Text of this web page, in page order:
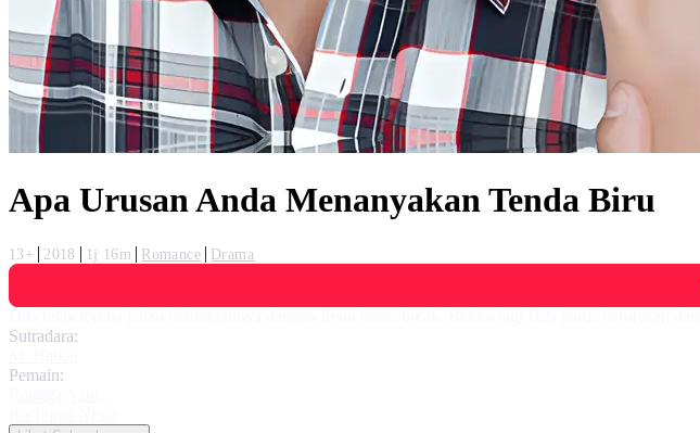
Apa Urusan Anda Menanyakan Tenda Biru
13+ 2018 1j 16m Romance
Drama
Sutradara:
Pemain: